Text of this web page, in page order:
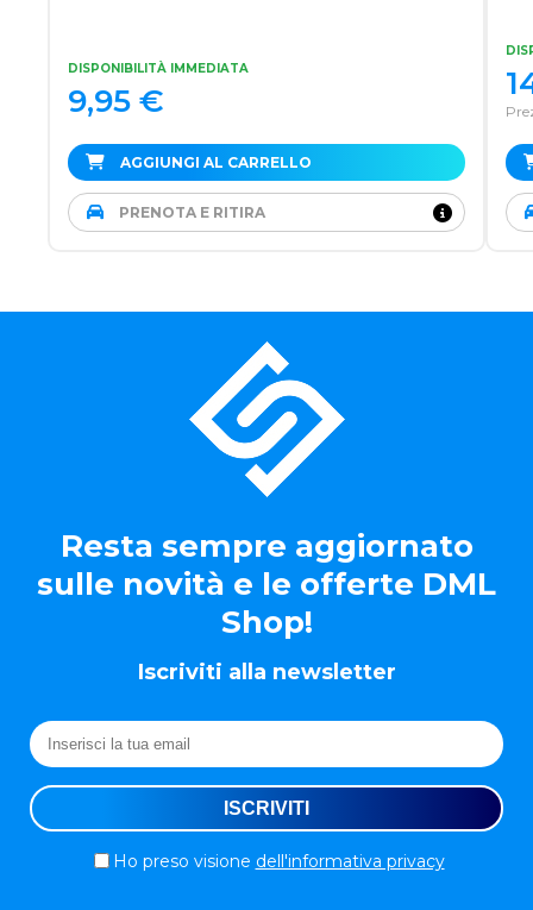
DISPONIBILITÀ IMMEDIATA
9,95 €
AGGIUNGI AL CARRELLO
PRENOTA E RITIRA
Resta sempre aggiornato
sulle novità e le offerte DML
Shop!
Iscriviti alla newsletter
Ho preso visione dell'informativa privacy